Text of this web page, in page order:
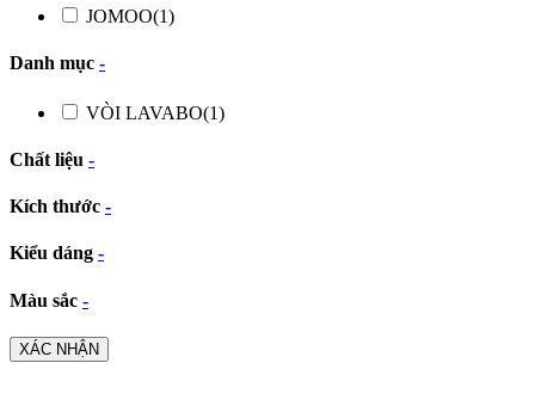
JOMOO(1)
Danh mục -
VÒI LAVABO(1)
Chất liệu -
Kích thước -
Kiểu dáng -
Màu sắc -
XÁC NHẬN